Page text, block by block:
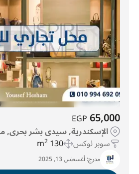
65,000
EGP
الإسكندرية, سيدى بشر بحرى,
سوبر لوكس 130 m
2
مدرج:أغسطس 13, 2025